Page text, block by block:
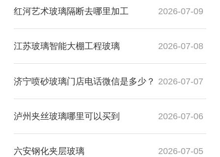
红河艺术玻璃隔断去哪里加工 2026-07-09
江苏玻璃智能大棚工程玻璃 2026-07-08
济宁喷砂玻璃门店电话微信是多少？ 2026-07-07
泸州夹丝玻璃哪里可以买到 2026-07-06
六安钢化夹层玻璃 2026-07-05